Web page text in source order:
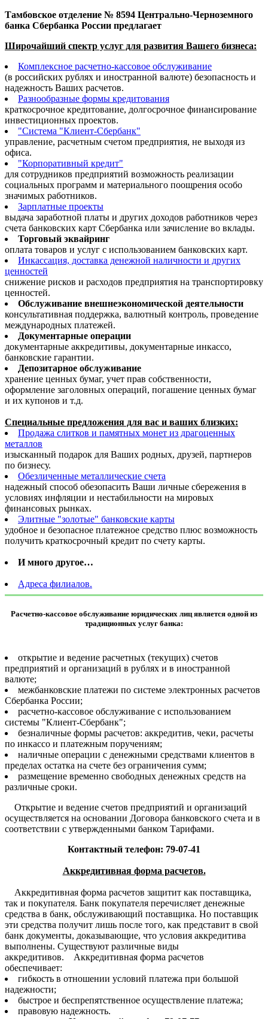
Тамбовское отделение № 8594 Центрально-Черноземного
банка Сбербанка России предлагает
Широчайший спектр услуг для развития Вашего бизнеса:
Комплексное расчетно-кассовое обслуживание
(в российских рублях и иностранной валюте) безопасность и
надежность Ваших расчетов.
Разнообразные формы кредитования
краткосрочное кредитование, долгосрочное финансирование
инвестиционных проектов.
"Система "Клиент-Сбербанк"
управление, расчетным счетом предприятия, не выходя из
офиса.
"Корпоративный кредит"
для сотрудников предприятий возможность реализации
социальных программ и материального поощрения особо
значимых работников.
Зарплатные проекты
выдача заработной платы и других доходов работников через
счета банковских карт Сбербанка или зачисление во вклады.
Торговый эквайринг
оплата товаров и услуг с использованием банковских карт.
Инкассация, доставка денежной наличности и других
ценностей
снижение рисков и расходов предприятия на транспортировку
ценностей.
Обслуживание внешнеэкономической деятельности
консультативная поддержка, валютный контроль, проведение
международных платежей.
Документарные операции
документарные аккредитивы, документарные инкассо,
банковские гарантии.
Депозитарное обслуживание
хранение ценных бумаг, учет прав собственности,
оформление заголовных операций, погашение ценных бумаг
и их купонов и т.д.
Специальные предложения для вас и ваших близких:
Продажа слитков и памятных монет из драгоценных
металлов
изысканный подарок для Ваших родных, друзей, партнеров
по бизнесу.
Обезличенные металлические счета
надежный способ обезопасить Ваши личные сбережения в
условиях инфляции и нестабильности на мировых
финансовых рынках.
Элитные "золотые" банковские карты
удобное и безопасное платежное средство плюс возможность
получить краткосрочный кредит по счету карты.
И много другое…
Адреса филиалов.
Расчетно-кассовое обслуживание юридических лиц является одной из
традиционных услуг банка:
открытие и ведение расчетных (текущих) счетов
предприятий и организаций в рублях и в иностранной
валюте;
межбанковские платежи по системе электронных расчетов
Сбербанка России;
расчетно-кассовое обслуживание с использованием
системы "Клиент-Сбербанк";
безналичные формы расчетов: аккредитив, чеки, расчеты
по инкассо и платежным поручениям;
наличные операции с денежными средствами клиентов в
пределах остатка на счете без ограничения сумм;
размещение временно свободных денежных средств на
различные сроки.
Открытие и ведение счетов предприятий и организаций
осуществляется на основании Договора банковского счета и в
соответствии с утвержденными банком Тарифами.
Контактный телефон: 79-07-41
Аккредитивная форма расчетов.
Аккредитивная форма расчетов защитит как поставщика,
так и покупателя. Банк покупателя перечисляет денежные
средства в банк, обслуживающий поставщика. Но поставщик
эти средства получит лишь после того, как представит в свой
банк документы, доказывающие, что условия аккредитива
выполнены. Существуют различные виды
аккредитивов. Аккредитивная форма расчетов
обеспечивает:
гибкость в отношении условий платежа при большой
надежности;
быстрое и беспрепятственное осуществление платежа;
правовую надежность.